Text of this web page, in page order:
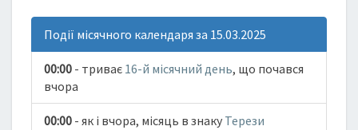
Події місячного календаря за 15.03.2025
00:00 - триває 16-й місячний день, що почався
вчора
00:00 - як і вчора, місяць в знаку Терези